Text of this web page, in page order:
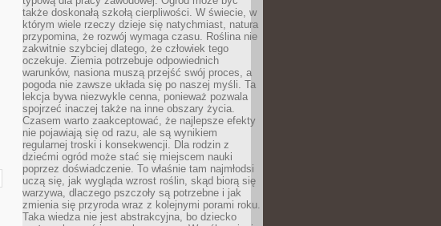
także doskonałą szkołą cierpliwości. W świecie, w
którym wiele rzeczy dzieje się natychmiast, natura
przypomina, że rozwój wymaga czasu. Roślina nie
zakwitnie szybciej dlatego, że człowiek tego
oczekuje. Ziemia potrzebuje odpowiednich
warunków, nasiona muszą przejść swój proces, a
pogoda nie zawsze układa się po naszej myśli. Ta
lekcja bywa niezwykle cenna, ponieważ pozwala
spojrzeć inaczej także na inne obszary życia.
Czasem warto zaakceptować, że najlepsze efekty
nie pojawiają się od razu, ale są wynikiem
regularnej troski i konsekwencji. Dla rodzin z
dziećmi ogród może stać się miejscem nauki
poprzez doświadczenie. To właśnie tam najmłodsi
uczą się, jak wygląda wzrost roślin, skąd biorą się
warzywa, dlaczego pszczoły są potrzebne i jak
zmienia się przyroda wraz z kolejnymi porami roku.
Taka wiedza nie jest abstrakcyjna, bo dziecko